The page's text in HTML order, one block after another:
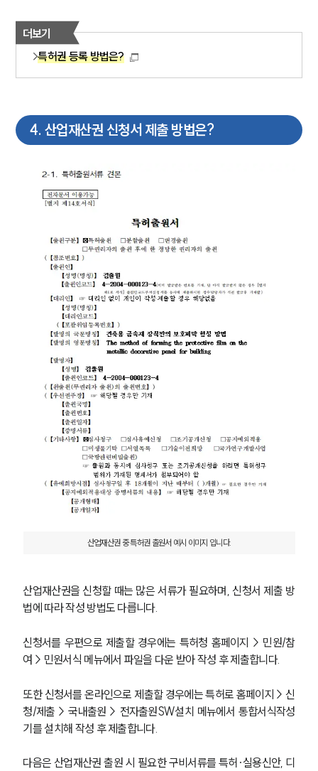
더보기
특허권 등록 방법은?
4. 산업재산권 신청서 제출 방법은?
산업재산권 중 특허권 출원서 예시 이미지 입니다.
산업재산권을 신청할 때는 많은 서류가 필요하며, 신청서 제출 방
법에 따라 작성 방법도 다릅니다.
신청서를 우편으로 제출할 경우에는 특허청 홈페이지 > 민원/참
여 > 민원서식 메뉴에서 파일을 다운 받아 작성 후 제출합니다.
또한 신청서를 온라인으로 제출할 경우에는 특허로 홈페이지 > 신
청/제출 > 국내출원 > 전자출원SW설치 메뉴에서 통합서식작성
기를 설치해 작성 후 제출합니다.
다음은 산업재산권 출원 시 필요한 구비서류를 특허·실용신안, 디